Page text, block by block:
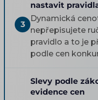
3
nastavit
Dynamická
nepřepisujete
pravidlo a to je
podle cen
Slevy podle
evidence cen